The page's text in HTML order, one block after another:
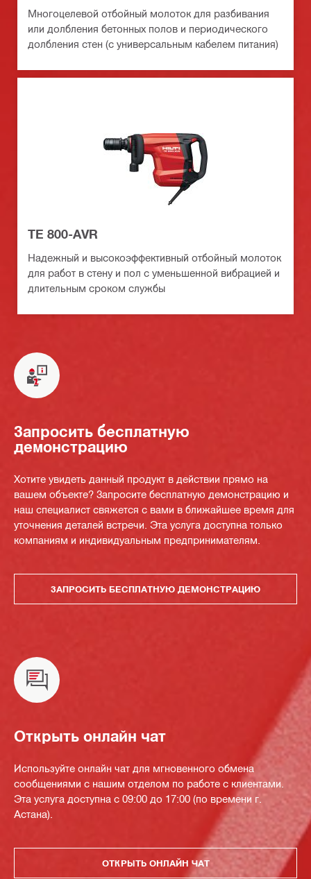
Многоцелевой отбойный молоток для разбивания
или долбления бетонных полов и периодического
долбления стен (с универсальным кабелем питания)
TE 800-AVR
Надежный и высокоэффективный отбойный молоток
для работ в стену и пол с уменьшенной вибрацией и
длительным сроком службы
Запросить бесплатную
демонстрацию
Хотите увидеть данный продукт в действии прямо на
вашем объекте? Запросите бесплатную демонстрацию и
наш специалист свяжется с вами в ближайшее время для
уточнения деталей встречи. Эта услуга доступна только
компаниям и индивидуальным предпринимателям.
ЗАПРОСИТЬ БЕСПЛАТНУЮ ДЕМОНСТРАЦИЮ
Открыть онлайн чат
Используйте онлайн чат для мгновенного обмена
сообщениями с нашим отделом по работе с клиентами.
Эта услуга доступна с 09:00 до 17:00 (по времени г.
Астана).
ОТКРЫТЬ ОНЛАЙН ЧАТ